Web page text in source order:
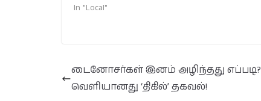
In "Local"
டைனோசர்கள் இனம் அழிந்தது எப்படி?
வெளியானது ‘திகில்’ தகவல்!